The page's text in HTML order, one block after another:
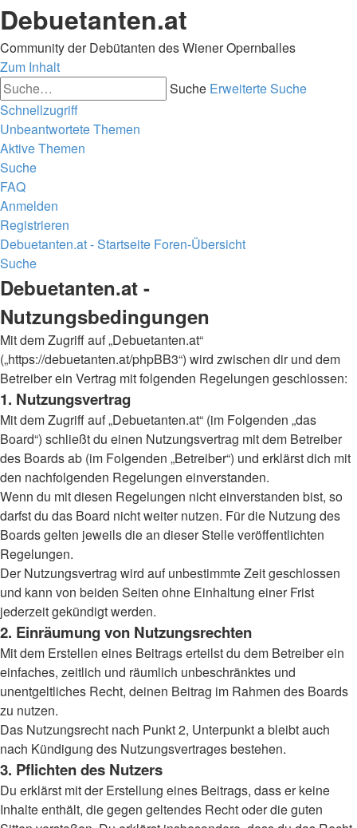
Debuetanten.at
Community der Debütanten des Wiener Opernballes
Zum Inhalt
Suche Erweiterte Suche
Schnellzugriff
Unbeantwortete Themen
Aktive Themen
Suche
FAQ
Anmelden
Registrieren
Debuetanten.at - Startseite Foren-Übersicht
Suche
Debuetanten.at -
Nutzungsbedingungen
Mit dem Zugriff auf „Debuetanten.at“
(„https://debuetanten.at/phpBB3“) wird zwischen dir und dem
Betreiber ein Vertrag mit folgenden Regelungen geschlossen:
1. Nutzungsvertrag
Mit dem Zugriff auf „Debuetanten.at“ (im Folgenden „das
Board“) schließt du einen Nutzungsvertrag mit dem Betreiber
des Boards ab (im Folgenden „Betreiber“) und erklärst dich mit
den nachfolgenden Regelungen einverstanden.
Wenn du mit diesen Regelungen nicht einverstanden bist, so
darfst du das Board nicht weiter nutzen. Für die Nutzung des
Boards gelten jeweils die an dieser Stelle veröffentlichten
Regelungen.
Der Nutzungsvertrag wird auf unbestimmte Zeit geschlossen
und kann von beiden Seiten ohne Einhaltung einer Frist
jederzeit gekündigt werden.
2. Einräumung von Nutzungsrechten
Mit dem Erstellen eines Beitrags erteilst du dem Betreiber ein
einfaches, zeitlich und räumlich unbeschränktes und
unentgeltliches Recht, deinen Beitrag im Rahmen des Boards
zu nutzen.
Das Nutzungsrecht nach Punkt 2, Unterpunkt a bleibt auch
nach Kündigung des Nutzungsvertrages bestehen.
3. Pflichten des Nutzers
Du erklärst mit der Erstellung eines Beitrags, dass er keine
Inhalte enthält, die gegen geltendes Recht oder die guten